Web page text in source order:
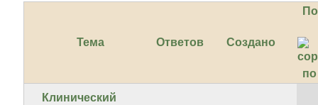
Тема Ответов Создано
Клинический